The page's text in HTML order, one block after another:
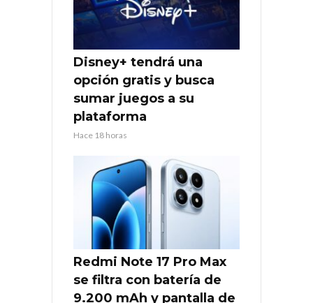
Disney+ tendrá una
opción gratis y busca
sumar juegos a su
plataforma
Hace 18 horas
Redmi Note 17 Pro Max
se filtra con batería de
9.200 mAh y pantalla de